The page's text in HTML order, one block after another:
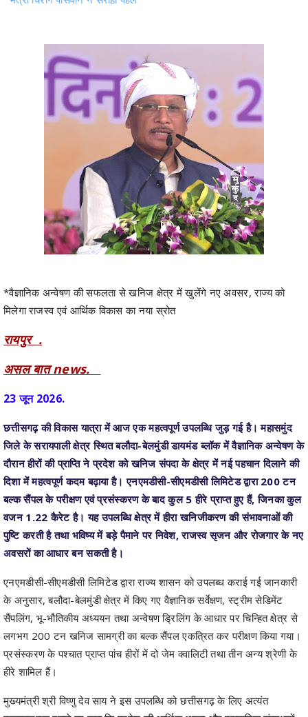
*वैज्ञानिक अन्वेषण की सफलता से खनिज क्षेत्र में खुलेंगे नए अवसर, राज्य को
रायपुर .
जिले के सरायपाली क्षेत्र स्थित बलौदा-बेलमुंडी डायमंड ब्लॉक में वैज्ञानिक अन्वेषण के
दौरान हीरों की प्राप्ति ने प्रदेश को खनिज संपदा के क्षेत्र में नई पहचान दिलाने की
दिशा में महत्वपूर्ण कदम बढ़ाया है। एनएमडीसी-सीएमडीसी लिमिटेड द्वारा 200 टन
बल्क सैंपल के परीक्षण एवं प्रसंस्करण के बाद कुल 5 हीरे प्राप्त हुए हैं, जिनका कुल
वजन 1.22 कैरेट है। यह उपलब्धि क्षेत्र में हीरा खनिजीकरण की संभावनाओं की
पुष्टि करती है तथा भविष्य में बड़े पैमाने पर निवेश, राजस्व सृजन और रोजगार के नए
अवसरों का आधार बन सकती है।
एनएमडीसी-सीएमडीसी लिमिटेड द्वारा राज्य शासन को उपलब्ध कराई गई जानकारी
के अनुसार, बलौदा-बेलमुंडी क्षेत्र में किए गए वैज्ञानिक सर्वेक्षण, स्ट्रीम सेडिमेंट
सैंपलिंग, भू-भौतिकीय अध्ययन तथा अन्वेषण ड्रिलिंग के आधार पर चिन्हित क्षेत्र से
लगभग 200 टन खनिज सामग्री का बल्क सैंपल एकत्रित कर परीक्षण किया गया।
प्रसंस्करण के पश्चात प्राप्त पांच हीरों में दो जेम क्वालिटी तथा तीन अन्य श्रेणी के
हीरे शामिल हैं।
मुख्यमंत्री श्री विष्णु देव साय ने इस उपलब्धि को छत्तीसगढ़ के लिए अत्यंत
उत्साहजनक बताते हुए कहा कि प्रदेश की आर्थिक क्षमता और प्राकृतिक संसाधनों
के वैज्ञानिक दोहन की दिशा में एक महत्वपूर्ण उपलब्धि है। उन्होंने कहा कि राज्य